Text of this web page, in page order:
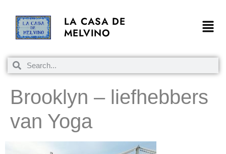
LA CASA DE
MELVINO
Brooklyn – liefhebbers
van Yoga